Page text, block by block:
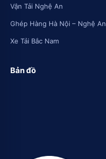
Vận Tải Nghệ An
Ghép Hàng Hà Nội – Nghệ An
Xe Tải Bắc Nam
Bản đồ